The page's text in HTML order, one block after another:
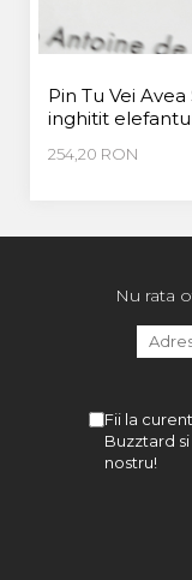
Pin Tu Vei
inghitit
254,20 RON
Nu rata
Fii la
Buzztard
nostru!